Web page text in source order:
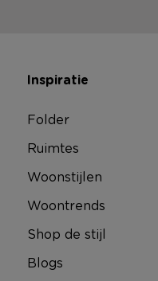
Inspiratie
Folder
Ruimtes
Woonstijlen
Woontrends
Shop de stijl
Blogs